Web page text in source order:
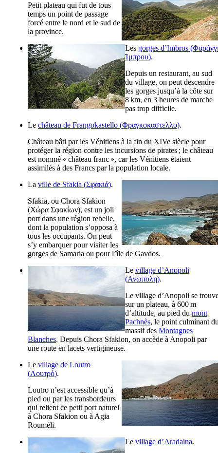
Petit plateau qui fut de tous
temps un point de passage
forcé entre le nord et le sud de
la province.
Les gorges d’Imbros (
Ίμπρου).
Depuis un restaurant, au sud
du village, on peut descendre
les gorges jusqu’à la côte sur
8 km, en 3 heures de marche
pas trop difficile.
Le château de Frangokastello (Φραγκοκαστελλο).
Château bâti par les Vénitiens à la fin du XIVe siècle pour
protéger la région contre les incursions de pirates ; le château
est nommé « château franc », car les Vénitiens étaient
assimilés à des Francs par la population locale.
La ville de Sfakia (Σφακιά).
Sfakia, ou Chora Sfakion
(Χώρα Σφακίων), est un joli
port dans une région rebelle,
dont la population s’opposa à
tous les occupants. On peut
s’y embarquer pour visiter les
gorges de Samaria ou pour l’île de Gavdos.
Le village d’Anopoli
(Ανώπολη).
Le village d’Anopoli se
sur un plateau, à 600 m
d’altitude, au pied du mont
Pachnès, le point culminant
massif des Montagnes
Blanches. Depuis Chora Sfakion, on accède à Anopoli par
une route en lacets vertigineuse.
Le village de Loutro
(Λουτρό).
Loutro n’est accessible qu’à
pied ou par les transbordeurs
qui relient ce petit port naturel
à Chora Sfakion ou à Agia
Rouméli.
Le village d’Aradaina.